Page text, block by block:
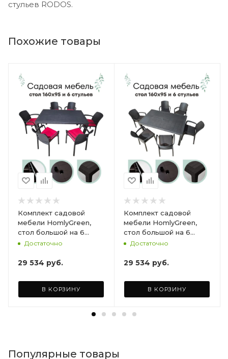
стульев RODOS.
Похожие товары
Комплект садовой
мебели HomlyGreen,
стол большой на 6
персон 153х79х70, 6
бордовыми подушками
Достаточно
29 534 руб.
В КОРЗИНУ
Комплект садовой
мебели HomlyGreen,
стол большой на 6
персон 153х79х70, 6
коричневыми
Достаточно
29 534 руб.
В КОРЗИНУ
Популярные товары